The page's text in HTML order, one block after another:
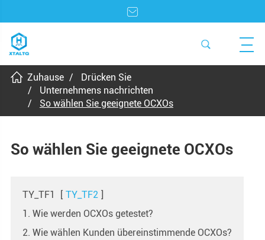
Zuhause
Drücken Sie
Unternehmens nachrichten
So wählen Sie geeignete OCXOs
So wählen Sie geeignete OCXOs
TY_TF1 [ TY_TF2 ]
1. Wie werden OCXOs getestet?
2. Wie wählen Kunden übereinstimmende OCXOs?